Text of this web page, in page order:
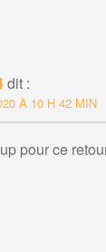
dit :
À 10 H 42 MIN
pour ce